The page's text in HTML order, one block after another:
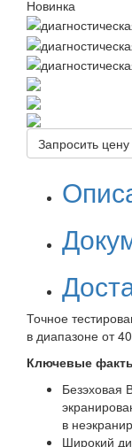
Новинка
Запросить цену
Точное
в диапазоне от
Ключевые
Безэховая
в
Широкий